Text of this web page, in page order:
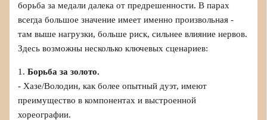
борьба за медали далека от предрешенности. В парах
всегда большое значение имеет именно произвольная -
там выше нагрузки, больше риск, сильнее влияние нервов.
Здесь возможны несколько ключевых сценариев:
1.Борьба за золото.
- Хазе/Володин, как более опытный дуэт, имеют
преимущество в компонентах и выстроенной
хореографии.